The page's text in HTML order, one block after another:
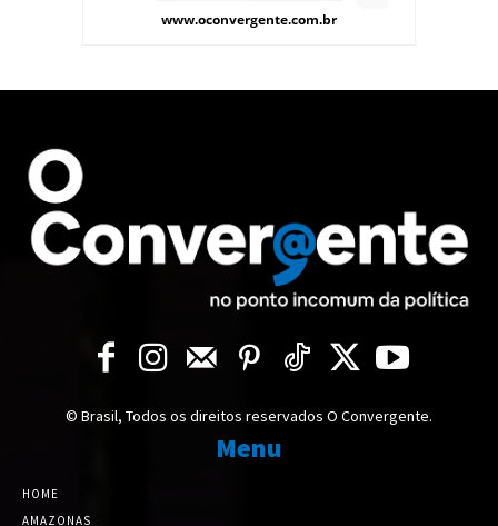
© Brasil, Todos os direitos reservados O Convergente.
Menu
HOME
AMAZONAS